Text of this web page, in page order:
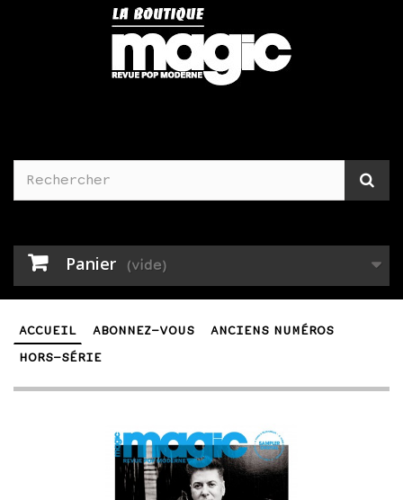
Panier (vide)
ACCUEIL ABONNEZ-VOUS
ANCIENS NUMÉROS
HORS-SÉRIE